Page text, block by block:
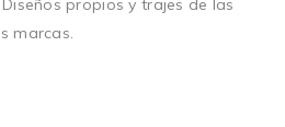
propios y trajes de las
marcas.